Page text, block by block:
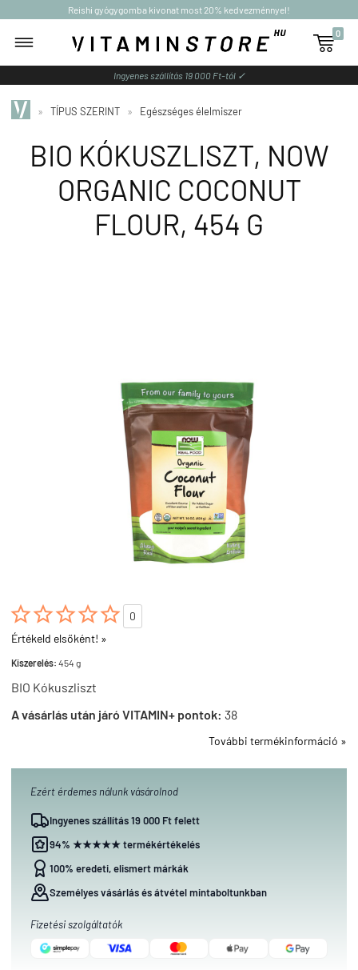
Reishi gyógygomba kivonat most 20% kedvezménnyel!

0
Ingyenes szállítás 19 000 Ft-tól ✓
» TÍPUS SZERINT » Egészséges élelmiszer
BIO KÓKUSZLISZT, NOW
ORGANIC COCONUT
FLOUR, 454 G

0
Értékeld elsőként! »
Kiszerelés: 454 g
BIO Kókuszliszt
A vásárlás után járó VITAMIN+ pontok: 38
További termékinformáció »
Ezért érdemes nálunk vásárolnod
Ingyenes szállítás 19 000 Ft felett
94% ★★★★★ termékértékelés
100% eredeti, elismert márkák
Személyes vásárlás és átvétel mintaboltunkban
Fizetési szolgáltatók